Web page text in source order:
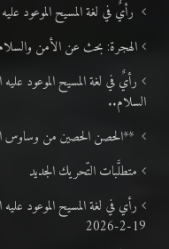
رأيٌ في لغة المسيح الموعود
الهجرة: بحث عن الأمن
السلام..
**الحصن الحصين من وساوس
متطلَّبات التّحريك الجديد
19-2-2026